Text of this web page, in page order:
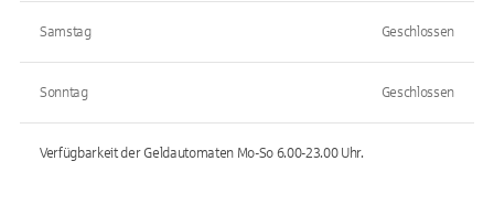
Samstag Geschlossen
Sonntag Geschlossen
Verfügbarkeit der Geldautomaten Mo-So 6.00-23.00Uhr.